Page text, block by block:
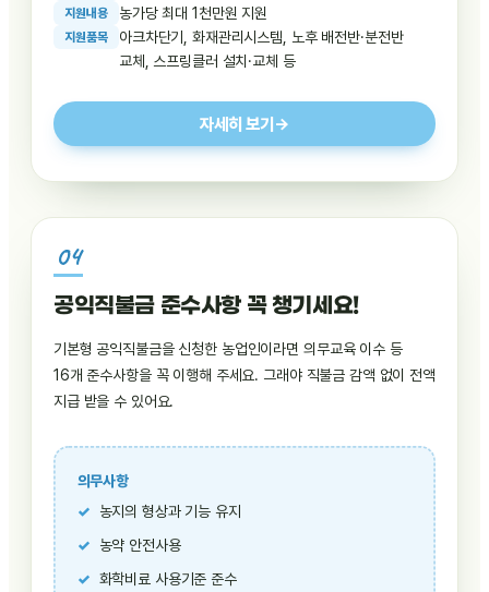
지원내용 농가당 최대 1천만원 지원
지원품목
아크차단기, 화재관리시스템, 노후 배전반·분전반
교체, 스프링클러 설치·교체 등
자세히 보기→
공익직불금 준수사항 꼭 챙기세요!
기본형 공익직불금을 신청한 농업인이라면 의무교육 이수 등
16개 준수사항을 꼭 이행해 주세요. 그래야 직불금 감액 없이 전액
지급 받을 수 있어요.
의무사항
농지의 형상과 기능 유지
농약 안전사용
화학비료 사용기준 준수